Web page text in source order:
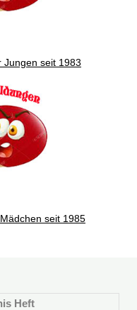
Jungen seit 1983
seit 1985
Heft